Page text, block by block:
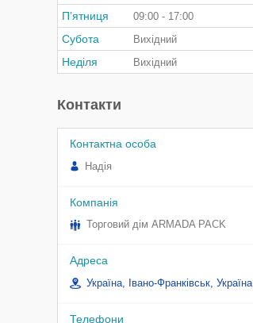
Пʼятниця 09:00 17:00
Субота Вихідний
Неділя Вихідний
Контакти
Надія
Торговий дім ARMADA PACK
Україна, Івано-Франківськ, Україна